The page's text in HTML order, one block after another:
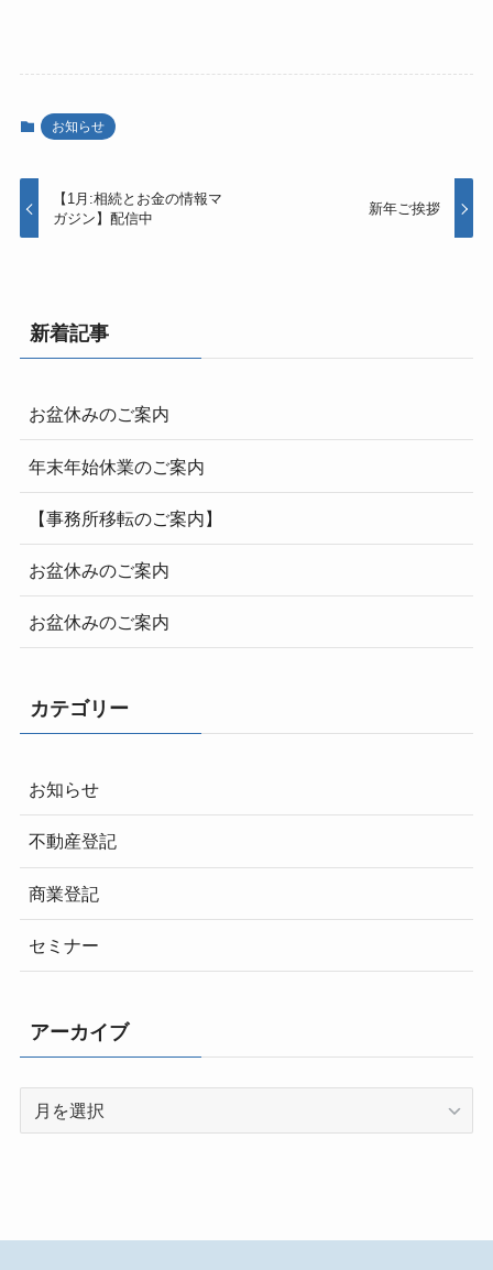
お知らせ
【1月:相続とお金の情報マ
ガジン】配信中
新年ご挨拶
新着記事
お盆休みのご案内
年末年始休業のご案内
【事務所移転のご案内】
お盆休みのご案内
お盆休みのご案内
カテゴリー
お知らせ
不動産登記
商業登記
セミナー
アーカイブ